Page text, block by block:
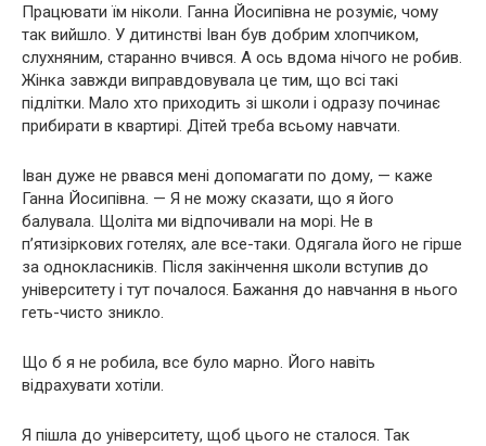
Працювати їм ніколи. Ганна Йосипівна не розуміє, чому
так вийшло. У дитинстві Іван був добрим хлопчиком,
слухняним, старанно вчився. А ось вдома нічого не робив.
Жінка завжди виправдовувала це тим, що всі такі
підлітки. Мало хто приходить зі школи і одразу починає
прибирати в квартирі. Дітей треба всьому навчати.
Іван дуже не рвався мені допомагати по дому, — каже
Ганна Йосипівна. — Я не можу сказати, що я його
балувала. Щоліта ми відпочивали на морі. Не в
п’ятизіркових готелях, але все-таки. Одягала його не гірше
за однокласників. Після закінчення школи вступив до
університету і тут почалося. Бажання до навчання в нього
геть-чисто зникло.
Що б я не робила, все було марно. Його навіть
відрахувати хотіли.
Я пішла до університету, щоб цього не сталося. Так